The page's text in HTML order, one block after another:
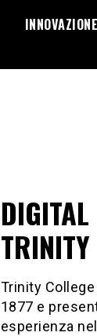
INNOVAZIONE
Trinity
1877 e
esperienza